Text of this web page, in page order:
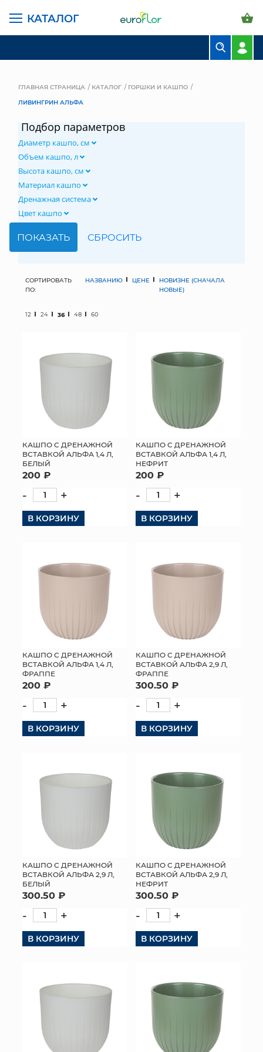
КАТАЛОГ
СВАДЕБНАЯ ФЛОРИСТИКА
МЯГКИЕ ИГРУШКИ
ИСКУССТВЕННЫЕ ЦВЕТЫ
ПАКЕТЫ И СУМКИ
ПОДАРОЧНЫЕ КАРТЫ
ТОРГОВЫЙ ЦЕНТР
ОПТОВЫМ КЛИЕНТАМ
ДОСТАВКА И ОПЛАТА
ГЛАВНАЯ СТРАНИЦА КАТАЛОГ
ГОРШКИ И КАШПО
ЛИВИНГРИН АЛЬФА
Подбор параметров
Диаметр кашпо, см
Объем кашпо, л
Высота кашпо, см
Материал кашпо
Дренажная система
Цвет кашпо
СОРТИРОВАТЬ
ПО:
НАЗВАНИЮ ЦЕНЕ
НОВИЗНЕ (СНАЧАЛА
НОВЫЕ)
12 24 36 48 60
КАШПО С ДРЕНАЖНОЙ
ВСТАВКОЙ АЛЬФА 1,4 Л,
БЕЛЫЙ
200 ₽
- +
В КОРЗИНУ
КАШПО С ДРЕНАЖНОЙ
ВСТАВКОЙ АЛЬФА 1,4 Л,
НЕФРИТ
200 ₽
- +
В КОРЗИНУ
КАШПО С ДРЕНАЖНОЙ
ВСТАВКОЙ АЛЬФА 1,4 Л,
ФРАППЕ
200 ₽
- +
В КОРЗИНУ
КАШПО С ДРЕНАЖНОЙ
ВСТАВКОЙ АЛЬФА 2,9 Л,
ФРАППЕ
300.50 ₽
- +
В КОРЗИНУ
КАШПО С ДРЕНАЖНОЙ
ВСТАВКОЙ АЛЬФА 2,9 Л,
БЕЛЫЙ
300.50 ₽
- +
В КОРЗИНУ
КАШПО С ДРЕНАЖНОЙ
ВСТАВКОЙ АЛЬФА 2,9 Л,
НЕФРИТ
300.50 ₽
- +
В КОРЗИНУ